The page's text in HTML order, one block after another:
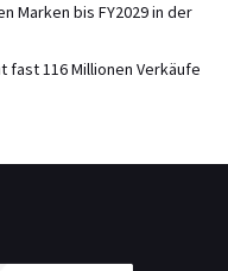
Marken bis FY2029 in der
fast 116 Millionen Verkäufe